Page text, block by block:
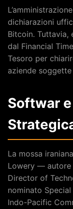
dichiarazioni
Bitcoin.
dal Financial
Tesoro per
aziende
Softwar
La mossa
Lowery — autore
Director of
nominato Special
Indo-Pacific